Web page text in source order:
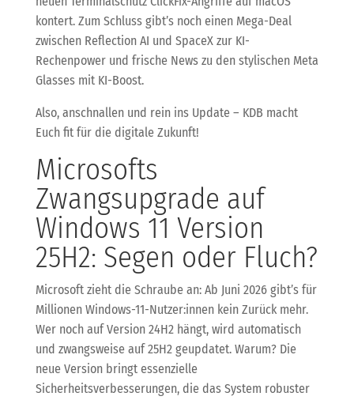
kontert. Zum Schluss gibt’s noch einen Mega-Deal
zwischen Reflection AI und SpaceX zur KI-
Rechenpower und frische News zu den stylischen Meta
Glasses mit KI-Boost.
Also, anschnallen und rein ins Update – KDB macht
Euch fit für die digitale Zukunft!
Microsofts
Zwangsupgrade auf
Windows 11 Version
25H2: Segen oder Fluch?
Microsoft zieht die Schraube an: Ab Juni 2026 gibt’s für
Millionen Windows-11-Nutzer:innen kein Zurück mehr.
Wer noch auf Version 24H2 hängt, wird automatisch
und zwangsweise auf 25H2 geupdatet. Warum? Die
neue Version bringt essenzielle
Sicherheitsverbesserungen, die das System robuster